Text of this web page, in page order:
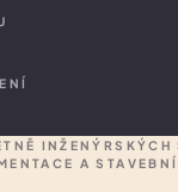
INŽENÝRSKÝCH
A